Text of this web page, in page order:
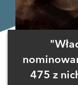
475 z